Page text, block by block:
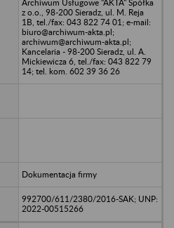
Archiwum Usługowe "AKTA" Spółka
z o.o., 98-200 Sieradz, ul. M. Reja
1B, tel./fax: 043 822 74 01; e-mail:
biuro@archiwum-akta.pl;
archiwum@archiwum-akta.pl;
Kancelaria - 98-200 Sieradz, ul. A.
Mickiewicza 6, tel./fax: 043 822 79
14; tel. kom. 602 39 36 26
Dokumentacja firmy
992700/611/2380/2016-SAK; UNP:
2022-00515266